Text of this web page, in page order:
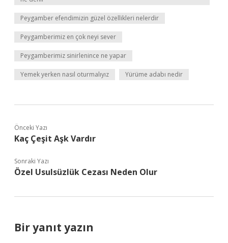
Peygamber efendimizin güzel özellikleri nelerdir
Peygamberimiz en çok neyi sever
Peygamberimiz sinirlenince ne yapar
Yemek yerken nasıl oturmalıyız Yürüme adabı nedir
Önceki Yazı
Kaç Çeşit Aşk Vardır
Sonraki Yazı
Özel Usulsüzlük Cezası Neden Olur
Bir yanıt yazın